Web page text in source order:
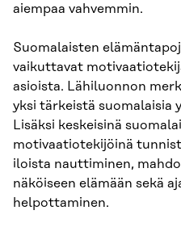
aiempaa vahvemmin.
Suomalaisten
vaikuttavat
asioista. Lähiluonnon
yksi tärkeistä suomalaisia
Lisäksi keskeisinä
motivaatiotekijöinä
iloista nauttiminen,
näköiseen elämään sekä
helpottaminen.